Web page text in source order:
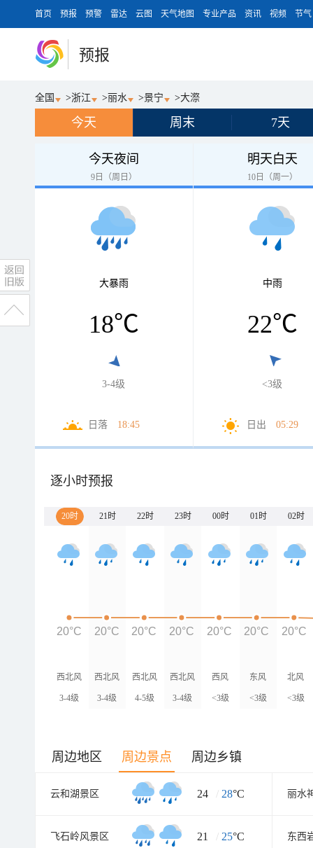
首页 预报 预警 雷达 云图 天气地图 专业产品 资讯 视频 节气
预报
全国 >浙江 >丽水 >景宁 >大漈
今天 周末 7天
今天夜间
9日（周日）
大暴雨
18℃
3-4级
日落 18:45
明天白天
10日（周一）
中雨
22℃
<3级
日出 05:29
逐小时预报
20时 21时 22时 23时 00时 01时 02时
西北风
3-4级
西北风
3-4级
西北风
4-5级
西北风
3-4级
西风
<3级
东风
<3级
北风
<3级
20°C 20°C 20°C 20°C 20°C 20°C 20°C
周边地区 周边景点 周边乡镇
云和湖景区 24 / 28°C 丽水
飞石岭风景区 21 / 25°C 东西